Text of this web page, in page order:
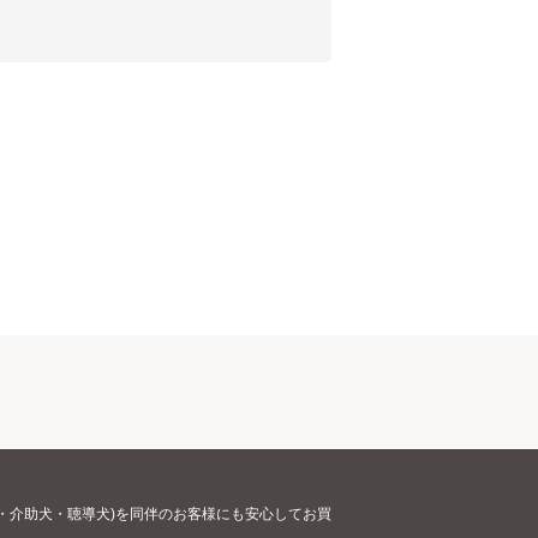
介助犬・聴導犬)を同伴のお客様にも安心してお買